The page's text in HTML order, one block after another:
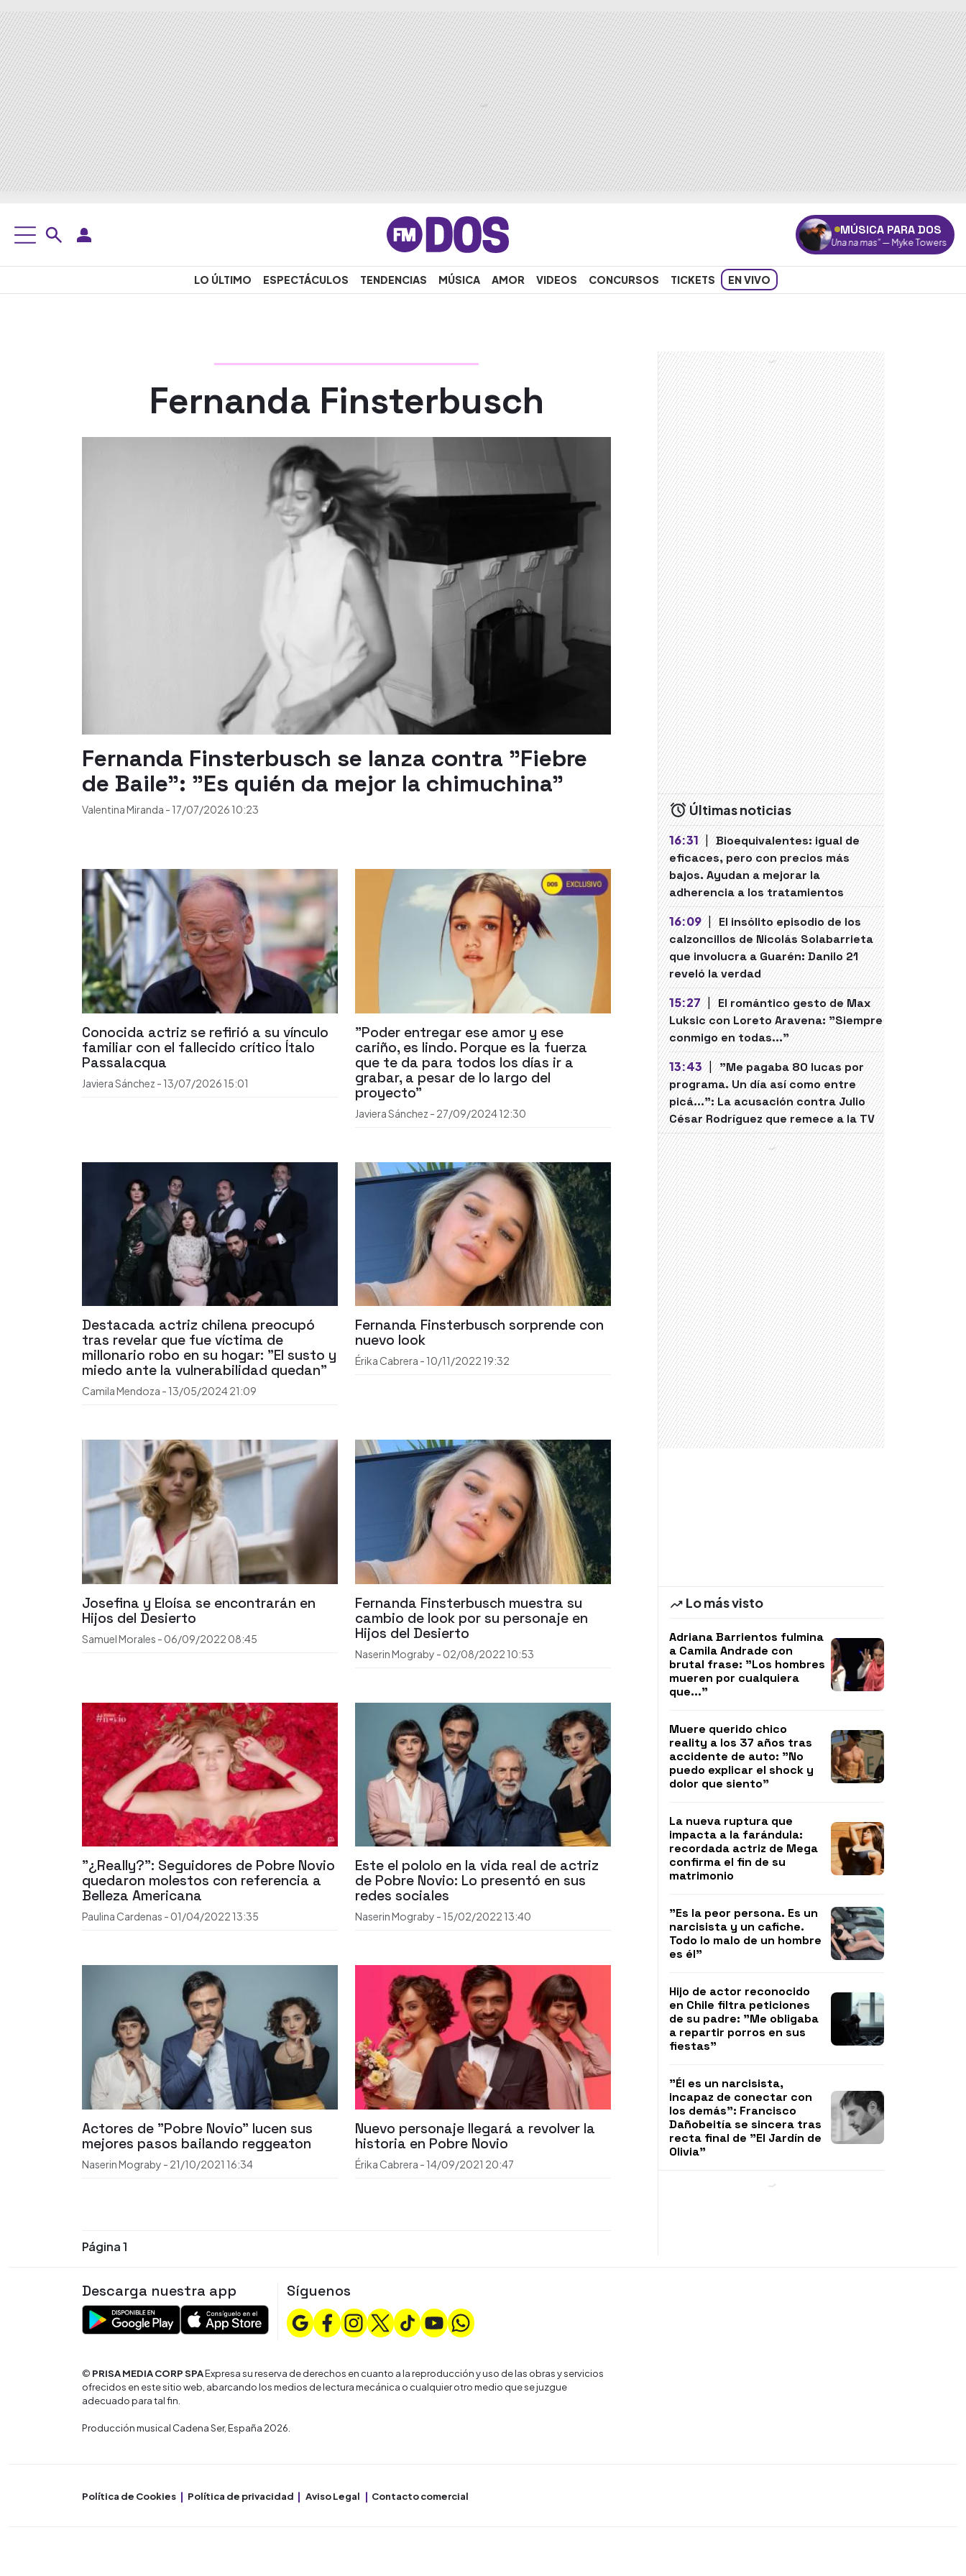
MÚSICA PARA DOS
"Una na mas"— Myke Towers
LO ÚLTIMO ESPECTÁCULOS TENDENCIAS MÚSICA AMOR VIDEOS CONCURSOS TICKETS EN VIVO
Fernanda Finsterbusch
Fernanda Finsterbusch se lanza contra "Fiebre
de Baile": "Es quién da mejor la chimuchina"
Valentina Miranda - 17/07/2026 10:23
Conocida actriz se refirió a su vínculo
familiar con el fallecido crítico Ítalo
Passalacqua
Javiera Sánchez - 13/07/2026 15:01
"Poder entregar ese amor y ese
cariño, es lindo. Porque es la fuerza
que te da para todos los días ir a
grabar, a pesar de lo largo del
proyecto"
Javiera Sánchez - 27/09/202412:30
Destacada actriz chilena preocupó
tras revelar que fue víctima de
millonario robo en su hogar: "El susto y
miedo ante la vulnerabilidad quedan"
Camila Mendoza - 13/05/202421:09
Fernanda Finsterbusch sorprende con
nuevo look
Érika Cabrera - 10/11/2022 19:32
Josefina y Eloísa se encontrarán en
Hijos del Desierto
Samuel Morales - 06/09/2022 08:45
Fernanda Finsterbusch muestra su
cambio de look por su personaje en
Hijos del Desierto
Naserin Mograby - 02/08/2022 10:53
"¿Really?": Seguidores de Pobre Novio
quedaron molestos con referencia a
Belleza Americana
Paulina Cardenas - 01/04/2022 13:35
Este el pololo en la vida real de actriz
de Pobre Novio: Lo presentó en sus
redes sociales
Naserin Mograby - 15/02/2022 13:40
Actores de "Pobre Novio" lucen sus
mejores pasos bailando reggeaton
Naserin Mograby - 21/10/2021 16:34
Nuevo personaje llegará a revolver la
historia en Pobre Novio
Érika Cabrera - 14/09/2021 20:47
Página 1
Últimas noticias
16:31 | Bioequivalentes: igual de
eficaces, pero con precios más
bajos. Ayudan a mejorar la
adherencia a los tratamientos
16:09 | El insólito episodio de los
calzoncillos de Nicolás Solabarrieta
que involucra a Guarén: Danilo 21
reveló la verdad
15:27 | El romántico gesto de Max
Luksic con Loreto Aravena: "Siempre
conmigo en todas..."
13:43 | "Me pagaba 80 lucas por
programa. Un día así como entre
picá...": La acusación contra Julio
César Rodríguez que remece a la TV
Lo más visto
Adriana Barrientos fulmina
a Camila Andrade con
brutal frase: "Los hombres
mueren por cualquiera
que..."
Muere querido chico
reality a los 37 años tras
accidente de auto: "No
puedo explicar el shock y
dolor que siento"
La nueva ruptura que
impacta a la farándula:
recordada actriz de Mega
confirma el fin de su
matrimonio
"Es la peor persona. Es un
narcisista y un cafiche.
Todo lo malo de un hombre
es él"
Hijo de actor reconocido
en Chile filtra peticiones
de su padre: "Me obligaba
a repartir porros en sus
fiestas"
"Él es un narcisista,
incapaz de conectar con
los demás": Francisco
Dañobeitía se sincera tras
recta final de "El Jardín de
Olivia"
Descarga nuestra app Síguenos
© PRISA MEDIA CORP SPAExpresa su reserva de derechos en cuanto a la reproducción y uso de las obras y servicios
ofrecidos en este sitio web, abarcando los medios de lectura mecánica o cualquier otro medio que se juzgue
adecuado para tal fin.
Producción musical Cadena Ser, España 2026.
Política de Cookies Política de privacidad Aviso Legal Contacto comercial